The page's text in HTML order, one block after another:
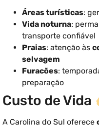
Áreas turísticas:
Vida noturna:
transporte confiável
Praias: atenção às
selvagem
Furacões:
preparação
Custo de Vida
A Carolina do Sul oferece